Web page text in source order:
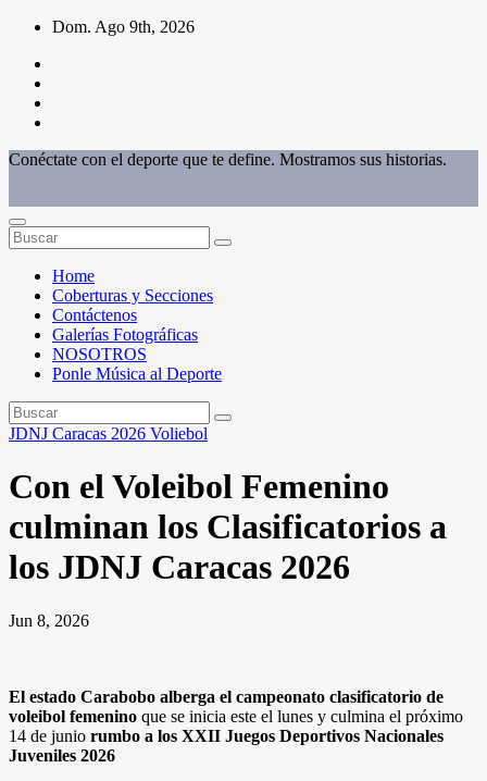
Saltar
contenido
Dom. Ago 9th, 2026
Conéctate con el deporte que te define. Mostramos sus historias.
Home
Coberturas y Secciones
Contáctenos
Galerías Fotográficas
NOSOTROS
Ponle Música al Deporte
JDNJ Caracas 2026 Voliebol
Con el Voleibol Femenino
culminan los Clasificatorios a
los JDNJ Caracas 2026
Jun 8, 2026
El estado Carabobo alberga el campeonato clasificatorio de
voleibol femenino que se inicia este el lunes y culmina el próximo
14 de junio rumbo a los XXII Juegos Deportivos Nacionales
Juveniles 2026